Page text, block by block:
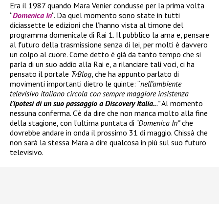
Era il 1987 quando Mara Venier condusse per la prima volta
“Domenica In“. Da quel momento sono state in tutti
diciassette le edizioni che l’hanno vista al timone del
programma domenicale di Rai 1. Il pubblico la ama e, pensare
al futuro della trasmissione senza di lei, per molti è davvero
un colpo al cuore. Come detto è già da tanto tempo che si
parla di un suo addio alla Rai e, a rilanciare tali voci, ci ha
pensato il portale TvBlog, che ha appunto parlato di
movimenti importanti dietro le quinte: “nell’ambiente
televisivo italiano circola con sempre maggiore insistenza
l’ipotesi di un suo passaggio a Discovery Italia...”Al momento
nessuna conferma. C’è da dire che non manca molto alla fine
della stagione, con l’ultima puntata di “Domenica In”che
dovrebbe andare in onda il prossimo 31 di maggio. Chissà che
non sarà la stessa Mara a dire qualcosa in più sul suo futuro
televisivo.